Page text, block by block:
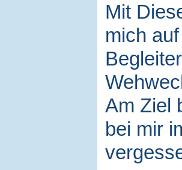
Mit
mich
Am Ziel
bei mir